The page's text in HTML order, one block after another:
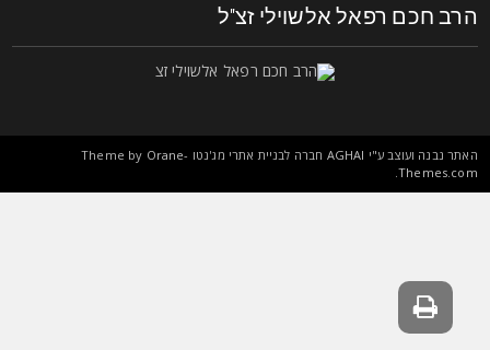
חכם רפאל אלשוילי זצ"ל
נבנה ועוצב ע"יAGHAIחברה לבניית אתרי מג'נטו Theme byOrane-
.